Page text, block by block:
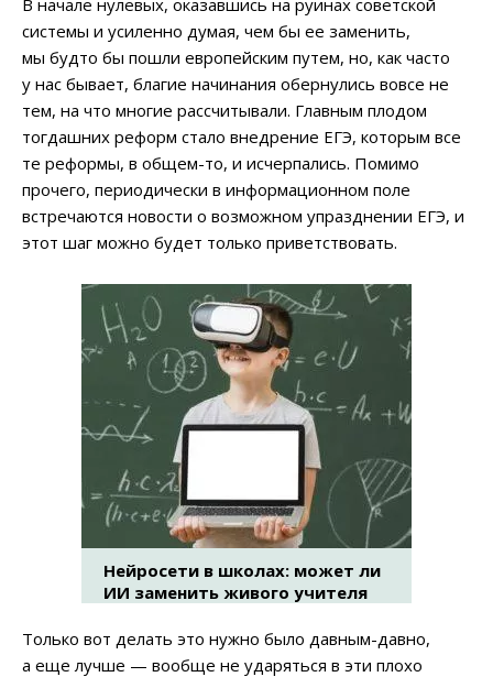
системы и усиленно думая, чем бы ее заменить,
мы будто бы пошли европейским путем, но, как часто
у нас бывает, благие начинания обернулись вовсе не
тем, на что многие рассчитывали. Главным плодом
тогдашних реформ стало внедрение ЕГЭ, которым все
те реформы, в общем-то, и исчерпались. Помимо
прочего, периодически в информационном поле
встречаются новости о возможном упразднении ЕГЭ, и
этот шаг можно будет только приветствовать.
Нейросети в школах: может ли
ИИ заменить живого учителя
Только вот делать это нужно было давным-давно,
а еще лучше — вообще не ударяться в эти плохо